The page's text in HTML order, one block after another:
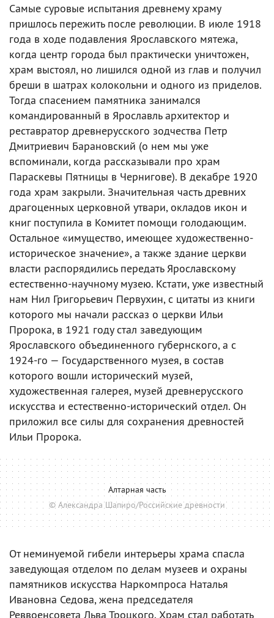
Самые суровые испытания древнему храму
пришлось пережить после революции. В июле 1918
года в ходе подавления Ярославского мятежа,
когда центр города был практически уничтожен,
храм выстоял, но лишился одной из глав и получил
бреши в шатрах колокольни и одного из приделов.
Тогда спасением памятника занимался
командированный в Ярославль архитектор и
реставратор древнерусского зодчества Петр
Дмитриевич Барановский (о нем мы уже
вспоминали, когда рассказывали про храм
Параскевы Пятницы в Чернигове). В декабре 1920
года храм закрыли. Значительная часть древних
драгоценных церковной утвари, окладов икон и
книг поступила в Комитет помощи голодающим.
Остальное «имущество, имеющее художественно-
историческое значение», а также здание церкви
власти распорядились передать Ярославскому
естественно-научному музею. Кстати, уже известный
нам Нил Григорьевич Первухин, с цитаты из книги
которого мы начали рассказ о церкви Ильи
Пророка, в 1921 году стал заведующим
Ярославского объединенного губернского, а с
1924-го — Государственного музея, в состав
которого вошли исторический музей,
художественная галерея, музей древнерусского
искусства и естественно-исторический отдел. Он
приложил все силы для сохранения древностей
Ильи Пророка.
Алтарная часть
© Александра Шапиро/Российские древности
От неминуемой гибели интерьеры храма спасла
заведующая отделом по делам музеев и охраны
памятников искусства Наркомпроса Наталья
Ивановна Седова, жена председателя
Реввоенсовета Льва Троцкого. Храм стал работать